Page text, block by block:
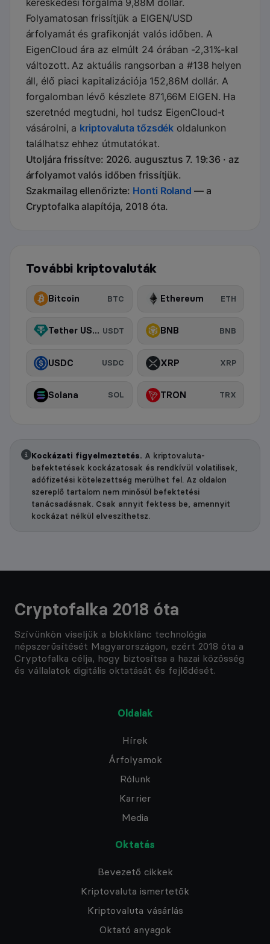
Folyamatosan frissítjük a EIGEN/USD
árfolyamát és grafikonját valós időben. A
EigenCloud ára az elmúlt 24 órában -2,31%-kal
változott. Az aktuális rangsorban a #138 helyen
áll, élő piaci kapitalizációja 152,86M dollár. A
forgalomban lévő készlete 871,66M EIGEN. Ha
szeretnéd megtudni, hol tudsz EigenCloud-t
vásárolni, a kriptovaluta tőzsdék oldalunkon
találhatsz ehhez útmutatókat.
Utoljára frissítve: 2026. augusztus 7. 19:36 · az
árfolyamot valós időben frissítjük.
Szakmailag ellenőrizte: Honti Roland — a
Cryptofalka alapítója, 2018 óta.
További kriptovaluták
Bitcoin BTC Ethereum ETH
Tether USDt USDT BNB BNB
USDC USDC XRP XRP
Solana SOL TRON TRX
Kockázati figyelmeztetés. A kriptovaluta-
befektetések kockázatosak és rendkívül volatilisek,
adófizetési kötelezettség merülhet fel. Az oldalon
szereplő tartalom nem minősül befektetési
tanácsadásnak. Csak annyit fektess be, amennyit
kockázat nélkül elveszíthetsz.
Cryptofalka 2018 óta
Szívünkön viseljük a blokklánc technológia
népszerűsítését Magyarországon, ezért 2018 óta a
Cryptofalka célja, hogy biztosítsa a hazai közösség
és vállalatok digitális oktatását és fejlődését.
Oldalak
Hírek
Árfolyamok
Rólunk
Karrier
Media
Oktatás
Bevezető cikkek
Kriptovaluta ismertetők
Kriptovaluta vásárlás
Oktató anyagok